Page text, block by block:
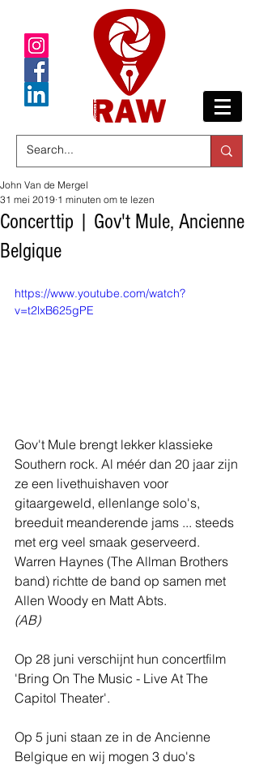
Concerttip | Gov't Mule, Ancienne
Belgique
John Van de Mergel
31 mei 2019 1 minuten om te lezen
https://www.youtube.com/watch?
v=t2lxB625gPE
Gov't Mule brengt lekker klassieke
Southern rock. Al méér dan 20 jaar zijn
ze een livethuishaven voor
gitaargeweld, ellenlange solo's,
breeduit meanderende jams ... steeds
met erg veel smaak geserveerd.
Warren Haynes (The Allman Brothers
band) richtte de band op samen met
Allen Woody en Matt Abts.
(AB)
Op 28 juni verschijnt hun concertfilm
'Bring On The Music - Live At The
Capitol Theater'.
Op 5 juni staan ze in de Ancienne
Belgique en wij mogen 3 duo's